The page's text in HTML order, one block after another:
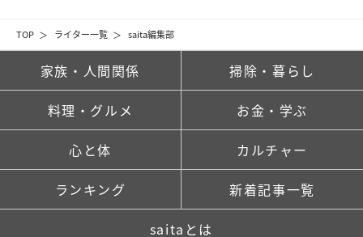
TOP ライター一覧 saita編集部
家族・人間関係 掃除・暮らし
料理・グルメ お金・学ぶ
心と体 カルチャー
ランキング 新着記事一覧
saitaとは